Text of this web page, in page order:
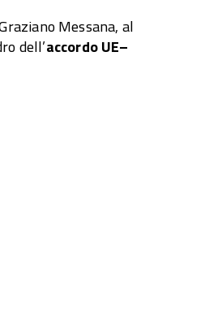
Messana, al
dell’accordo UE–